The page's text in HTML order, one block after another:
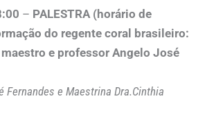
– PALESTRA (horário de
do regente coral brasileiro:
e professor Angelo José
Fernandes e Maestrina Dra.Cinthia